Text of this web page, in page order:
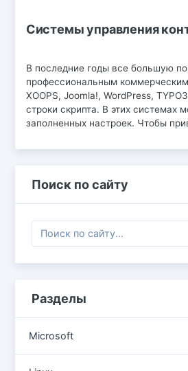
Системы управления
В последние годы все большую
профессиональным
XOOPS, Joomla!, WordPress,
строки скрипта. В этих системах
заполненных настроек. Чтобы
Поиск по сайту
Разделы
Microsoft